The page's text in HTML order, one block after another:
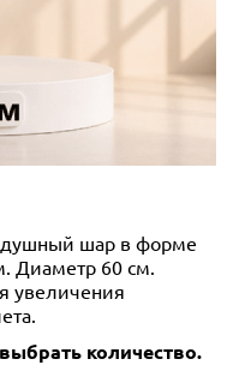
шар в форме
Диаметр 60 см.
увеличения
количество.